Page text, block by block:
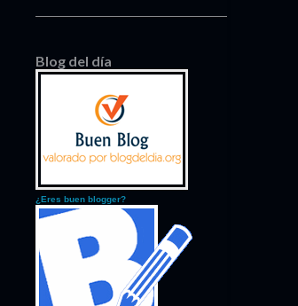
Blog del día
¿Eres buen blogger?